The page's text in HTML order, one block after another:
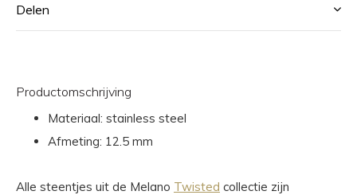
Delen
Productomschrijving
Materiaal: stainless steel
Afmeting: 12.5 mm
Alle steentjes uit de Melano Twisted collectie zijn